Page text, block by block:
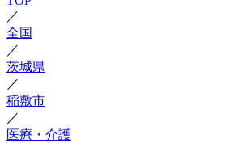
／
全国
／
茨城県
／
稲敷市
／
医療・介護